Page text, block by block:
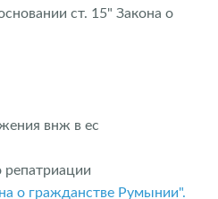
ст. 15" Закона о
внж в ес
о гражданстве Румынии".